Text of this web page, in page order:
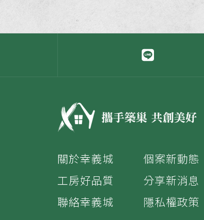
關於幸義城
個案新動態
工房好品質
分享新消息
聯絡幸義城
隱私權政策